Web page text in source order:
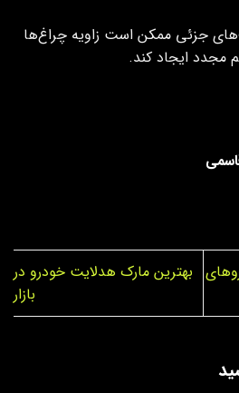
جزئی ممکن است زاویه چراغ‌ها
مجدد ایجاد کند.
بهترین مارک هدلایت خودرو در
بازار